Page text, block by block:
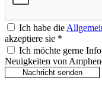
Ich habe die
akzeptiere sie *
Ich möchte gerne
Neuigkeiten von